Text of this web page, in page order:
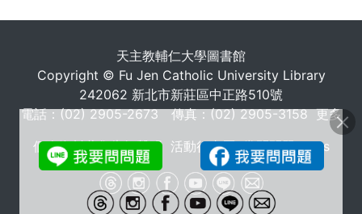
天主教輔仁大學圖書館
Copyright © Fu Jen Catholic University Library
242062 新北市新莊區中正路510號
電話：(02) 2905-2673 傳真：(02) 2905-3158更多
個人資料蒐集告知聲明 活動行事曆 常問問題 FAQs